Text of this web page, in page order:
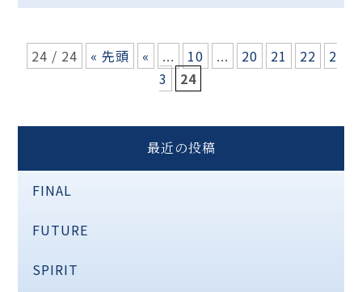
24 / 24 « 先頭 « ... 10 ... 20 21 22
2
3
24
最近の投稿
FINAL
FUTURE
SPIRIT